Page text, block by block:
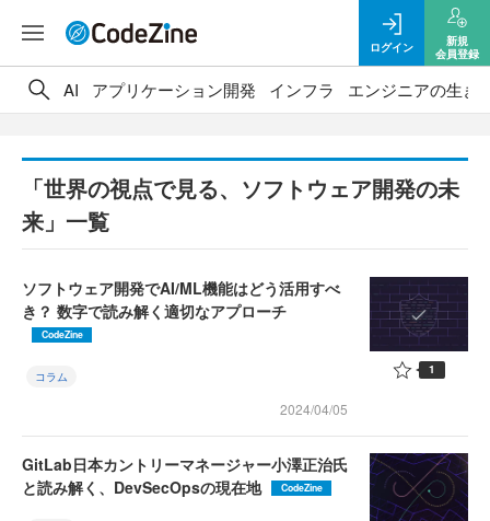
ログイン
新規
会員登録
AI アプリケーション開発 インフラ エンジニアの生き
「世界の視点で見る、ソフトウェア開発の未
来」一覧
ソフトウェア開発でAI/ML機能はどう活用すべ
き？ 数字で読み解く適切なアプローチ
CodeZine
コラム
2024/04/05
1
GitLab日本カントリーマネージャー小澤正治氏
と読み解く、DevSecOpsの現在地
CodeZine